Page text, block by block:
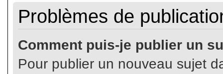
Problèmes de
Comment puis-je publier un
Pour publier un nouveau sujet